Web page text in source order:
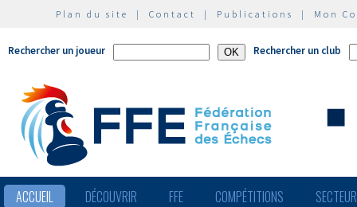
Plan du site | Contact | Publications | Mon
Rechercher un joueur Rechercher un club
ACCUEIL DÉCOUVRIR FFE COMPÉTITIONS